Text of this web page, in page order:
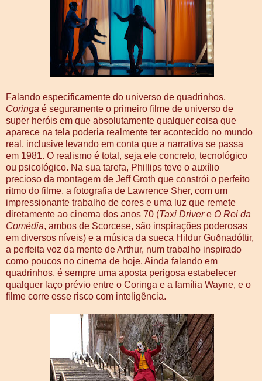
Falando especificamente do universo de quadrinhos,
Coringa é seguramente o primeiro filme de universo de
super heróis em que absolutamente qualquer coisa que
aparece na tela poderia realmente ter acontecido no mundo
real, inclusive levando em conta que a narrativa se passa
em 1981. O realismo é total, seja ele concreto, tecnológico
ou psicológico. Na sua tarefa, Phillips teve o auxílio
precioso da montagem de Jeff Groth que constrói o perfeito
ritmo do filme, a fotografia de Lawrence Sher, com um
impressionante trabalho de cores e uma luz que remete
diretamente ao cinema dos anos 70 (Taxi Drivere O Rei da
Comédia, ambos de Scorcese, são inspirações poderosas
em diversos níveis) e a música da sueca Hildur Guðnadóttir,
a perfeita voz da mente de Arthur, num trabalho inspirado
como poucos no cinema de hoje. Ainda falando em
quadrinhos, é sempre uma aposta perigosa estabelecer
qualquer laço prévio entre o Coringa e a família Wayne, e o
filme corre esse risco com inteligência.